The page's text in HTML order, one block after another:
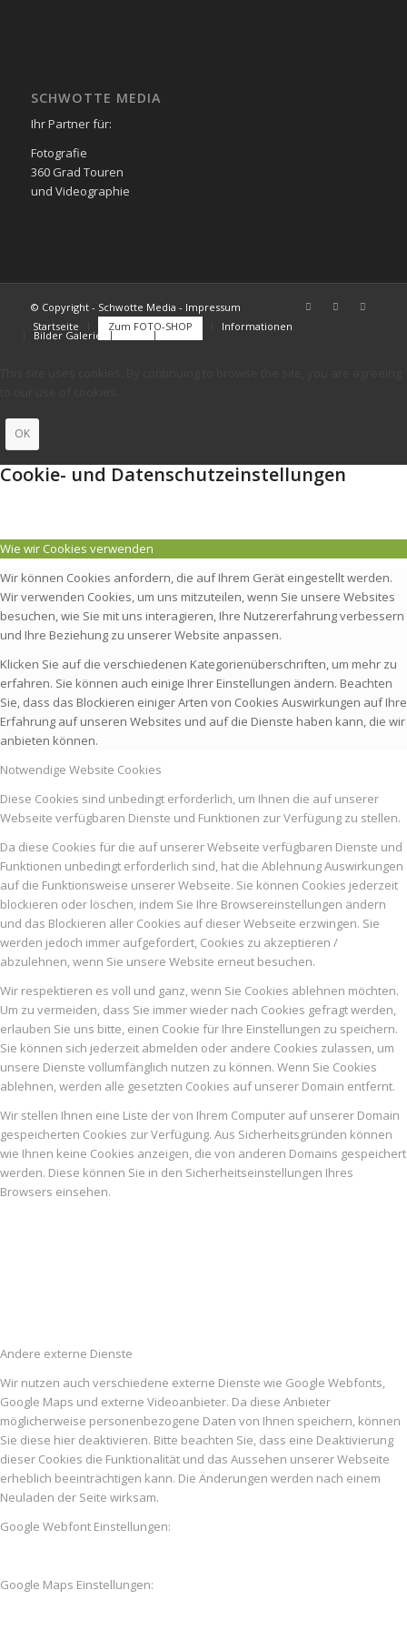
SCHWOTTE MEDIA
Ihr Partner für:
Fotografie
360 Grad Touren
und Videographie
© Copyright - Schwotte Media - Impressum
Startseite
Zum FOTO-SHOP Informationen
Bilder Galerie
OK
Cookie- und Datenschutzeinstellungen
Wie wir Cookies verwenden
Wir können Cookies anfordern, die auf Ihrem Gerät eingestellt werden.
Wir verwenden Cookies, um uns mitzuteilen, wenn Sie unsere Websites
besuchen, wie Sie mit uns interagieren, Ihre Nutzererfahrung verbessern
und Ihre Beziehung zu unserer Website anpassen.
Klicken Sie auf die verschiedenen Kategorienüberschriften, um mehr zu
erfahren. Sie können auch einige Ihrer Einstellungen ändern. Beachten
Sie, dass das Blockieren einiger Arten von Cookies Auswirkungen auf Ihre
Erfahrung auf unseren Websites und auf die Dienste haben kann, die wir
anbieten können.
Notwendige Website Cookies
Diese Cookies sind unbedingt erforderlich, um Ihnen die auf unserer
Webseite verfügbaren Dienste und Funktionen zur Verfügung zu stellen.
Da diese Cookies für die auf unserer Webseite verfügbaren Dienste und
Funktionen unbedingt erforderlich sind, hat die Ablehnung Auswirkungen
auf die Funktionsweise unserer Webseite. Sie können Cookies jederzeit
blockieren oder löschen, indem Sie Ihre Browsereinstellungen ändern
und das Blockieren aller Cookies auf dieser Webseite erzwingen. Sie
werden jedoch immer aufgefordert, Cookies zu akzeptieren /
abzulehnen, wenn Sie unsere Website erneut besuchen.
Wir respektieren es voll und ganz, wenn Sie Cookies ablehnen möchten.
Um zu vermeiden, dass Sie immer wieder nach Cookies gefragt werden,
erlauben Sie uns bitte, einen Cookie für Ihre Einstellungen zu speichern.
Sie können sich jederzeit abmelden oder andere Cookies zulassen, um
unsere Dienste vollumfänglich nutzen zu können. Wenn Sie Cookies
ablehnen, werden alle gesetzten Cookies auf unserer Domain entfernt.
Wir stellen Ihnen eine Liste der von Ihrem Computer auf unserer Domain
gespeicherten Cookies zur Verfügung. Aus Sicherheitsgründen können
wie Ihnen keine Cookies anzeigen, die von anderen Domains gespeichert
werden. Diese können Sie in den Sicherheitseinstellungen Ihres
Browsers einsehen.
Andere externe Dienste
Wir nutzen auch verschiedene externe Dienste wie Google Webfonts,
Google Maps und externe Videoanbieter. Da diese Anbieter
möglicherweise personenbezogene Daten von Ihnen speichern, können
Sie diese hier deaktivieren. Bitte beachten Sie, dass eine Deaktivierung
dieser Cookies die Funktionalität und das Aussehen unserer Webseite
erheblich beeinträchtigen kann. Die Änderungen werden nach einem
Neuladen der Seite wirksam.
Google Webfont Einstellungen:
Google Maps Einstellungen: